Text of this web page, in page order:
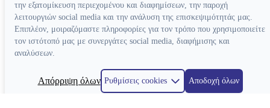
την εξατομίκευση περιεχομένου και διαφημίσεων, την παροχή
λειτουργιών social media και την ανάλυση της επισκεψιμότητάς μας.
Επιπλέον, μοιραζόμαστε πληροφορίες για τον τρόπο που χρησιμοποιείτε
τον ιστότοπό μας με συνεργάτες social media, διαφήμισης και
αναλύσεων.
Απόρριψη όλων Ρυθμίσεις cookies
Αποδοχή όλων